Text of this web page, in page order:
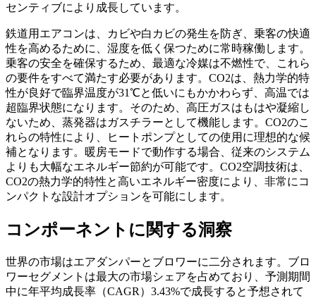
センティブにより成長しています。
鉄道用エアコンは、カビや白カビの発生を防ぎ、乗客の快適
性を高めるために、湿度を低く保つために常時稼働します。
乗客の安全を確保するため、最適な冷媒は不燃性で、これら
の要件をすべて満たす必要があります。CO2は、熱力学的特
性が良好で臨界温度が31℃と低いにもかかわらず、高温では
超臨界状態になります。そのため、高圧ガスはもはや凝縮し
ないため、蒸発器はガスチラーとして機能します。CO2のこ
れらの特性により、ヒートポンプとしての使用に理想的な候
補となります。暖房モードで動作する場合、従来のシステム
よりも大幅なエネルギー節約が可能です。CO2空調技術は、
CO2の熱力学的特性と高いエネルギー密度により、非常にコ
ンパクトな設計オプションを可能にします。
コンポーネントに関する洞察
世界の市場はエアダンパーとブロワーに二分されます。ブロ
ワーセグメントは最大の市場シェアを占めており、予測期間
中に年平均成長率（CAGR）3.43%で成長すると予想されて